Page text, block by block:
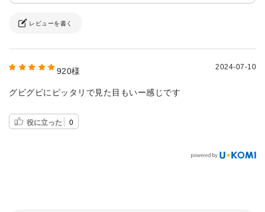
レビューを書く
920様 2024-07-10
グビグビにピッタリで見た目もいー感じです
役に立った 0